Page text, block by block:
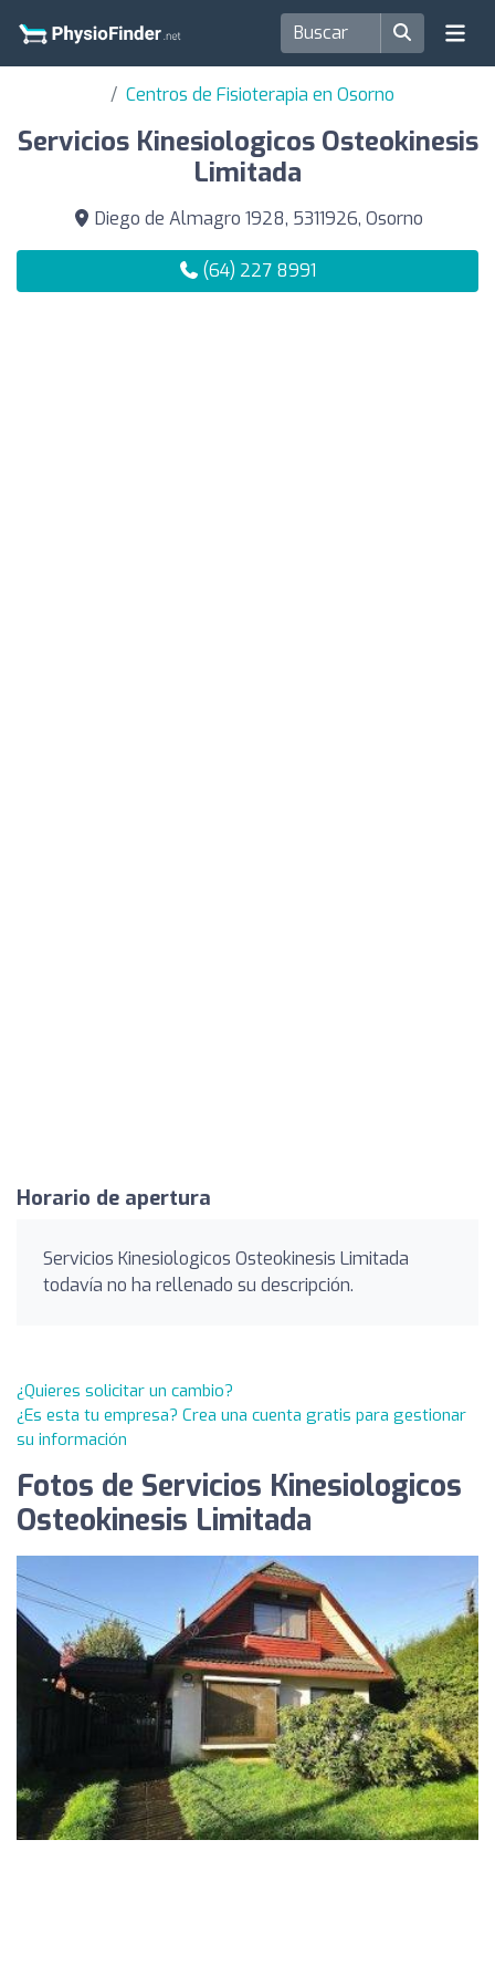
Centros de Fisioterapia en Osorno
Servicios Kinesiologicos Osteokinesis
Limitada
Diego de Almagro 1928, 5311926, Osorno
(64) 227 8991
Horario de apertura
Servicios Kinesiologicos Osteokinesis Limitada
todavía no ha rellenado su descripción.
¿Quieres solicitar un cambio?
¿Es esta tu empresa? Crea una cuenta gratis para gestionar
su información
Fotos de Servicios Kinesiologicos
Osteokinesis Limitada